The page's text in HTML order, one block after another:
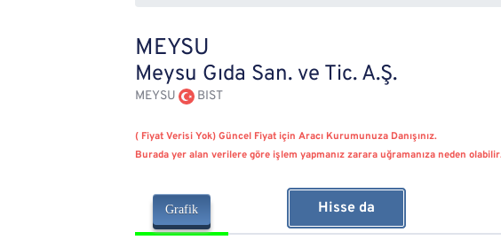
MEYSU
Meysu Gıda San. ve Tic. A.Ş.
MEYSU BIST
( Fiyat Verisi Yok) Güncel Fiyat için Aracı Kurumunuza Danışınız.
Burada yer alan verilere göre işlem yapmanız zarara uğramanıza neden
Grafik Hisse da